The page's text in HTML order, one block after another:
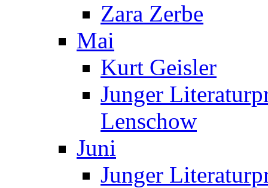
Zara Zerbe
Mai
Kurt Geisler
Junger
Lenschow
Juni
Junger